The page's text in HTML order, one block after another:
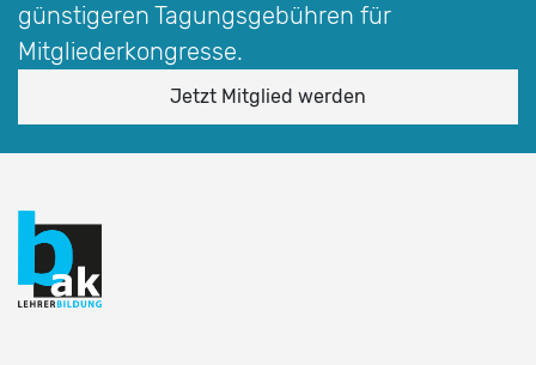
günstigeren Tagungsgebühren für
Mitgliederkongresse.
Jetzt Mitglied werden